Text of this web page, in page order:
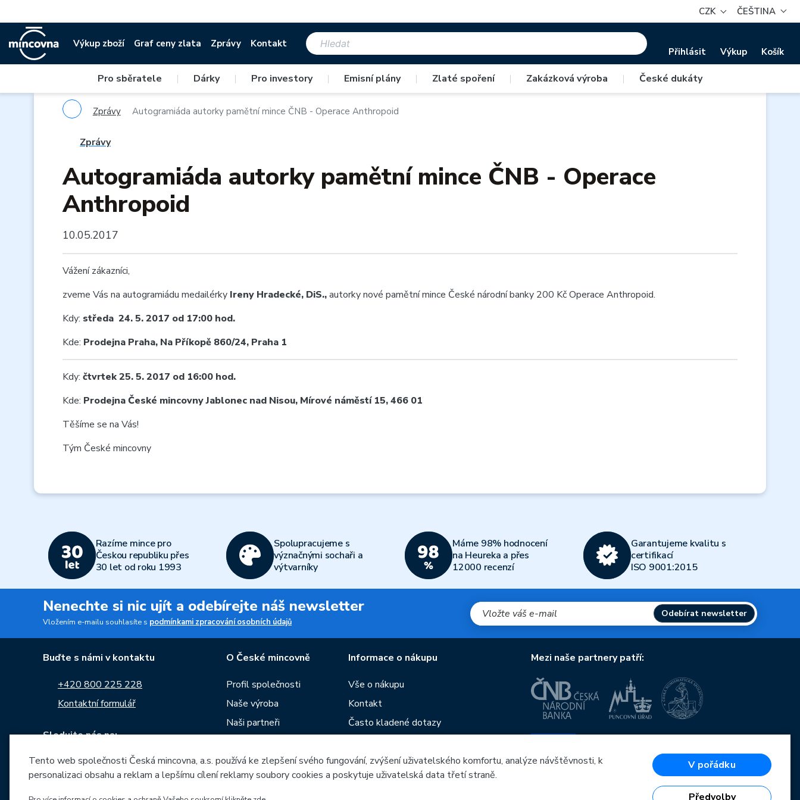
CZK ČEŠTINA
Výkup zboží Graf ceny zlata Zprávy Kontakt
Přihlásit Výkup Košík
Pro sběratele | Dárky | Pro investory | Emisní plány | Zlaté spoření | Zakázková výroba | České dukáty
Zprávy Autogramiáda autorky pamětní mince ČNB - Operace Anthropoid
Zprávy
Autogramiáda autorky pamětní mince ČNB - Operace
Anthropoid
10.05.2017
Vážení zákazníci,
zveme Vás na autogramiádu medailérky Ireny Hradecké, DiS.,autorky nové pamětní mince České národní banky 200 Kč Operace Anthropoid.
Kdy: středa 24. 5. 2017 od 17:00 hod.
Kde: Prodejna Praha, Na Příkopě 860/24, Praha 1
Kdy: čtvrtek 25. 5. 2017 od 16:00 hod.
Kde: Prodejna České mincovnyJablonec nad Nisou, Mírové náměstí 15, 466 01
Těšíme se na Vás!
Tým České mincovny
Razíme mince pro
Českou republiku přes
30 let od roku 1993
Spolupracujeme s
význačnými sochaři a
výtvarníky
Máme 98% hodnocení
na Heureka a přes
12000 recenzí
Garantujeme kvalitu s
certifikací
ISO 9001:2015
Nenechte si nic ujít a odebírejte náš newsletter
Vložením e-mailu souhlasíte s podmínkami zpracování osobních údajů
Odebírat newsletter
Buďte s námi v kontaktu
+420 800 225 228
Kontaktní formulář
Sledujte nás na:
O České mincovně
Profil společnosti
Naše výroba
Naši partneři
Zprávy
Ke stažení
Informace o nákupu
Vše o nákupu
Kontakt
Často kladené dotazy
Prodejny České mincovny
Rádce
Mezi naše partnery patří:
OP Podnikání a inovace pro konkurenceschopnost
Evropský fond pro regionální rozvoj
Investice do vaší budoucnosti
Tento web společnosti Česká mincovna, a.s. používá ke zlepšení svého fungování, zvýšení uživatelského komfortu, analýze návštěvnosti, k
personalizaci obsahu a reklam a lepšímu cílení reklamy soubory cookies a poskytuje uživatelská data třetí straně.
V pořádku
Předvolby